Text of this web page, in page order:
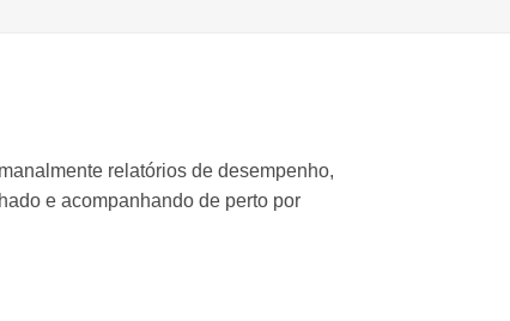
relatórios de desempenho,
e acompanhando de perto por